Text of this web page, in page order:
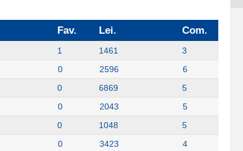
Fav. Lei. Com.
1 1461
3
0 2596
6
0 6869
5
0 2043
5
0 1048
5
0 3423
4